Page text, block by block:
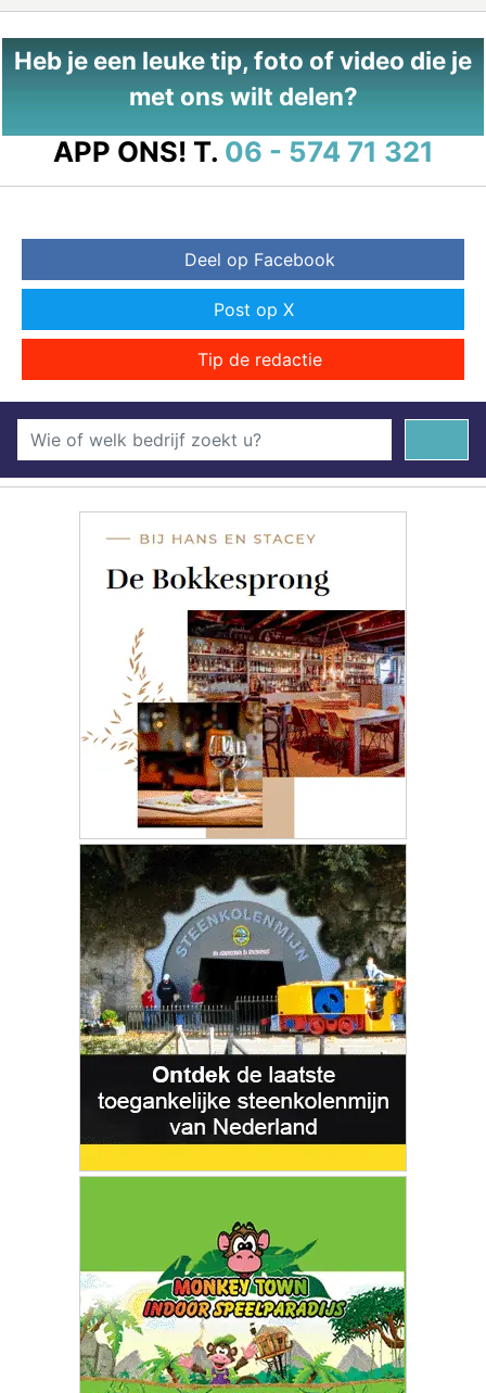
Heb je een leuke tip, foto of video die je
met ons wilt delen?
APP ONS! T. 06 - 574 71 321
Deel op Facebook
Post op X
Tip de redactie